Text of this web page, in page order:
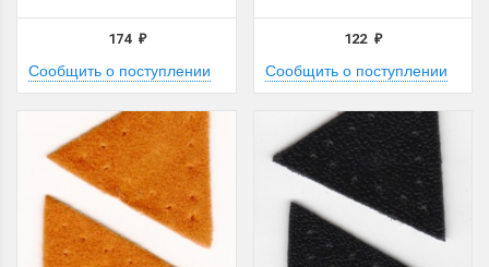
174 ₽
Сообщить о поступлении
122₽
Сообщить о поступлении